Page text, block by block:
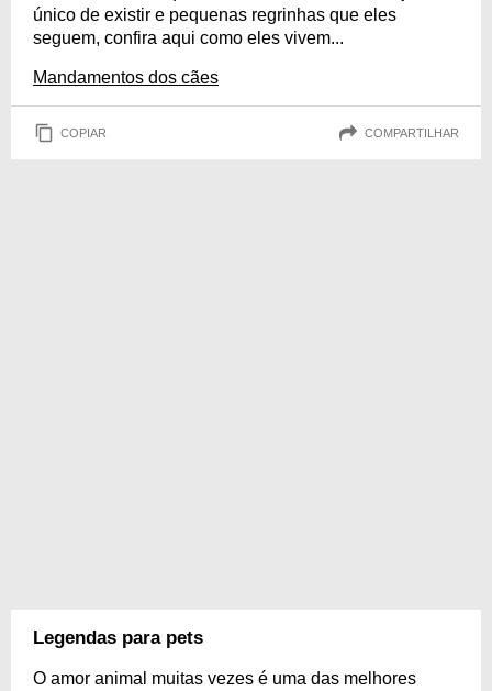
único de existir e pequenas regrinhas que eles
seguem, confira aqui como eles vivem...
Mandamentos dos cães
COPIAR COMPARTILHAR
Legendas para pets
O amor animal muitas vezes é uma das melhores